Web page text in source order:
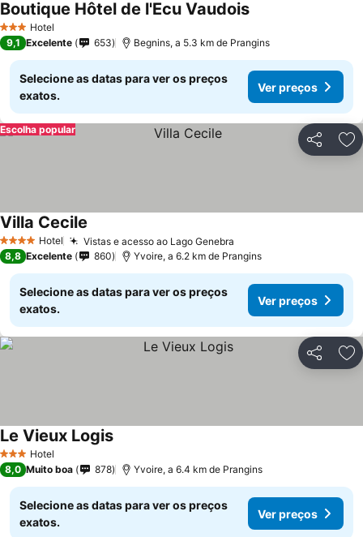
3 EstrelasHotel
Boutique Hôtel de l'Ecu VaudoisVer preços
9,1 Excelente 653 Begnins, a 5.3 km de Prangins
Selecione as datas para ver os preços
exatos.
Ver preços
Partilhar
Escolha popular
4 EstrelasHotel Vistas e acesso ao Lago Genebra
Villa Cecile
8,8 Excelente 860 Yvoire, a 6.2 km de Prangins
Selecione as datas para ver os preços
exatos.
Ver preços
Partilhar
3 EstrelasHotel
Le Vieux LogisVer preços
8,0 Muito boa 878 Yvoire, a 6.4 km de Prangins
Selecione as datas para ver os preços
exatos.
Ver preços